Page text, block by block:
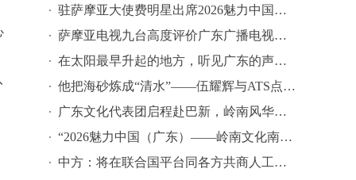
驻萨摩亚大使费明星出席2026魅力中国（广东）——岭南文化南太行萨摩亚站活动
萨摩亚电视九台高度评价广东广播电视台节目内容，期待开展合作
在太阳最早升起的地方，听见广东的声音｜广东媒体代表团与萨摩亚通讯与信息技术部签署合作书，推动纪录片栏目《今日广东》落地萨摩亚TV9
他把海砂炼成“清水”——伍耀辉与ATS点砂成金的印尼制造传奇
广东文化代表团启程赴巴新，岭南风华绽放南太平洋
“2026魅力中国（广东）——岭南文化南太行”启动仪式在巴布亚新几内亚举行——五十年友谊添华彩，岭南风韵暖南太
中方：将在联合国平台同各方共商人工智能全球治理